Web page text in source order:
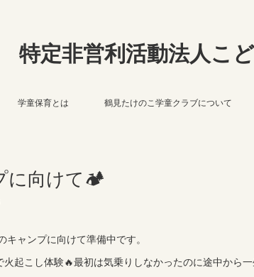
特定非営利活動法人こ
学童保育とは 鶴見たけのこ学童クラブについて
に向けて🏕️
キャンプに向けて準備中です。
火起こし体験🔥最初は気乗りしなかったのに途中から